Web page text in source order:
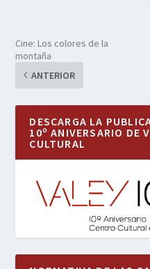
Cine: Los colores de la
montaña
ANTERIOR
DESCARGA LA
10º ANIVERSARIO DE
CULTURAL